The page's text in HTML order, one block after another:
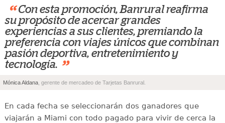
“ Con esta promoción, Banrural reafirma
su propósito de acercar grandes
experiencias a sus clientes, premiando la
preferencia con viajes únicos que combinan
pasión deportiva, entretenimiento y
tecnología. ”
Mónica Aldana , gerente de mercadeo de Tarjetas Banrural.
En cada fecha se seleccionarán dos ganadores que
viajarán a Miami con todo pagado para vivir de cerca la